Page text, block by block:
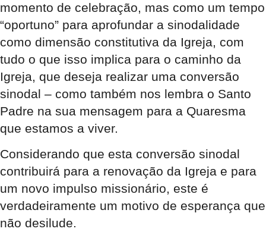
momento de celebração, mas como um tempo
“oportuno” para aprofundar a sinodalidade
como dimensão constitutiva da Igreja, com
tudo o que isso implica para o caminho da
Igreja, que deseja realizar uma conversão
sinodal – como também nos lembra o Santo
Padre na sua mensagem para a Quaresma
que estamos a viver.
Considerando que esta conversão sinodal
contribuirá para a renovação da Igreja e para
um novo impulso missionário, este é
verdadeiramente um motivo de esperança que
não desilude.